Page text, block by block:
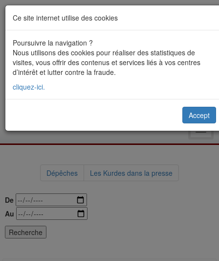
Dépêches Les Kurdes dans la presse
De
Au
Ce site internet utilise des cookies
Poursuivre la navigation ?
Nous utilisons des cookies pour réaliser des statistiques de
visites, vous offrir des contenus et services liés à vos centres
d’intérêt et lutter contre la fraude.
cliquez-ici.
Accept